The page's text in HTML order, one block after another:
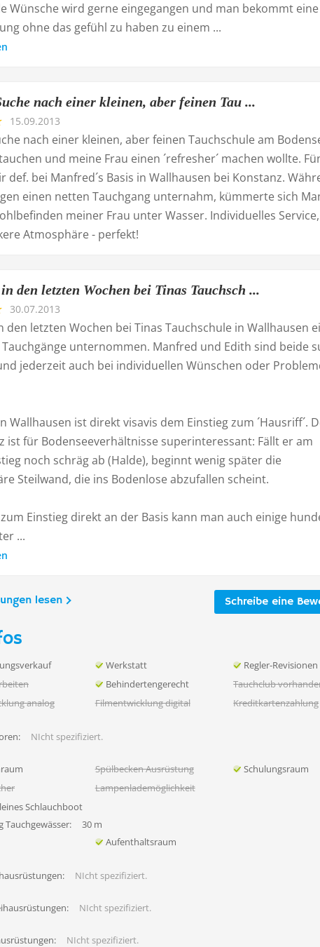
Wünsche wird gerne eingegangen und man bekommt
ohne das gefühl zu haben zu einem ...
nach einer kleinen, aber feinen Tau ...
15.09.2013
nach einer kleinen, aber feinen Tauchschule am
und meine Frau einen ´refresher´ machen wollte.
def. bei Manfred´s Basis in Wallhausen bei Konstanz.
einen netten Tauchgang unternahm, kümmerte sich
meiner Frau unter Wasser. Individuelles
Atmosphäre - perfekt!
den letzten Wochen bei Tinas Tauchsch ...
30.07.2013
den letzten Wochen bei Tinas Tauchschule in Wallhausen
unternommen. Manfred und Edith sind beide
jederzeit auch bei individuellen Wünschen oder
Wallhausen ist direkt visavis dem Einstieg zum ´Hausriff´.
ist für Bodenseeverhältnisse superinteressant: Fällt er am
noch schräg ab (Halde), beginnt wenig später die
Steilwand, die ins Bodenlose abzufallen scheint.
Einstieg direkt an der Basis kann man auch einige
...
Schreibe eine
lesen
Werkstatt
Regler-Revisionen
Behindertengerecht
Tauchclub
analog
Filmentwicklung digital Kreditkartenzahlung
NIcht spezifiziert.
Spülbecken Ausrüstung
Schulungsraum
Lampenlademöglichkeit
Schlauchboot
Tauchgewässer:
30 m
Aufenthaltsraum
NIcht spezifiziert.
NIcht spezifiziert.
NIcht spezifiziert.